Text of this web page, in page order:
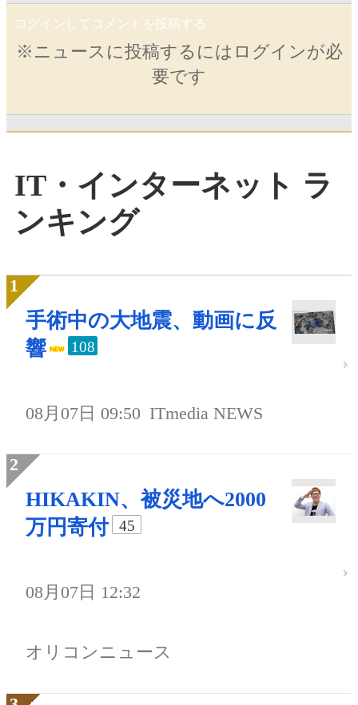
ログインしてコメントを投稿する
※ニュースに投稿するにはログインが必
要です
IT・インターネット ラ
ンキング
手術中の大地震、動画に反
響
108
08月07日 09:50 ITmedia NEWS
HIKAKIN、被災地へ2000
万円寄付
45
08月07日 12:32
オリコンニュース